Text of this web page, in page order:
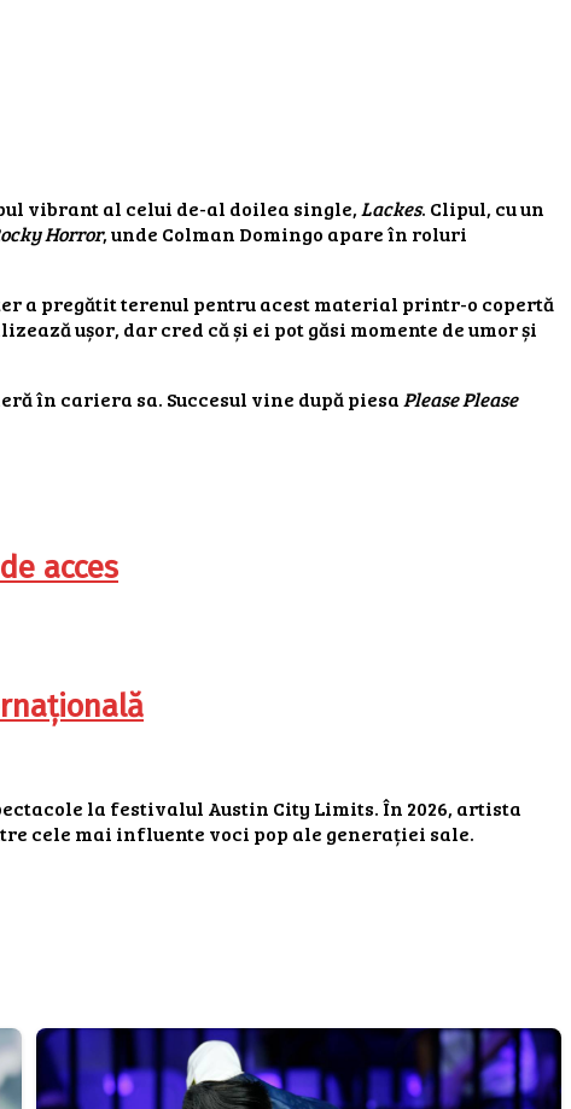
vibrant al celui de-al doilea single, Lackes. Clipul, cu un
Horror, unde Colman Domingo apare în roluri
a pregătit terenul pentru acest material printr-o copertă
ușor, dar cred că și ei pot găsi momente de umor și
în cariera sa. Succesul vine după piesa Please Please
acces
la festivalul Austin City Limits. În 2026, artista
cele mai influente voci pop ale generației sale.